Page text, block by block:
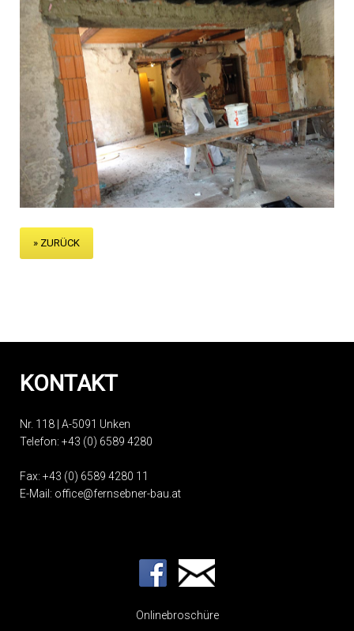
» ZURÜCK
KONTAKT
Nr. 118 | A-5091 Unken
Telefon: +43 (0) 6589 4280
Fax: +43 (0) 6589 4280 11
E-Mail: office@fernsebner-bau.at
Onlinebroschüre